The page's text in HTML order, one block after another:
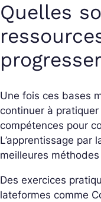
Quelles
Une fois ces bases
continuer à
compétences pour
L’apprentissage par
meilleures
Des exercices
lateformes comme